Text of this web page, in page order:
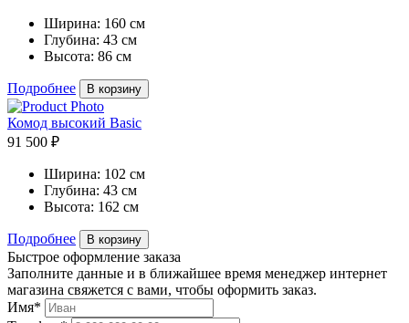
Ширина: 160 см
Глубина: 43 см
Высота: 86 см
Подробнее В корзину
Комод высокий Basic
91 500 ₽
Ширина: 102 см
Глубина: 43 см
Высота: 162 см
Подробнее В корзину
Быстрое оформление заказа
Заполните данные и в ближайшее время менеджер интернет
магазина свяжется с вами, чтобы оформить заказ.
Имя*